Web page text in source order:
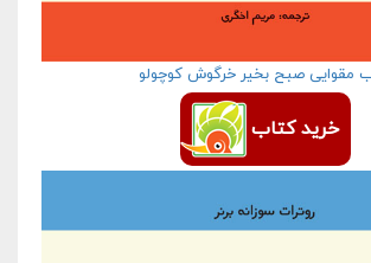
مقوایی صبح بخیر خرگوش کوچولو
خرید کتاب